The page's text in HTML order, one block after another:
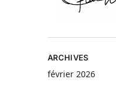
ARCHIVES
février 2026